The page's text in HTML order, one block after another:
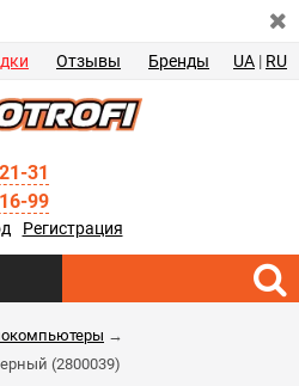
Отзывы Бренды UA | RU
31
99
Регистрация
→
(2800039)